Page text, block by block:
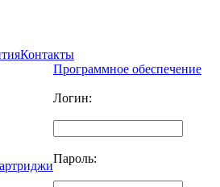
Контакты
Программное обеспечение
Логин:
Пароль: